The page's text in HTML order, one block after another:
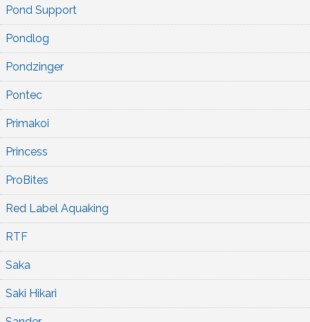
Pond Support
Pondlog
Pondzinger
Pontec
Primakoi
Princess
ProBites
Red Label Aquaking
RTF
Saka
Saki Hikari